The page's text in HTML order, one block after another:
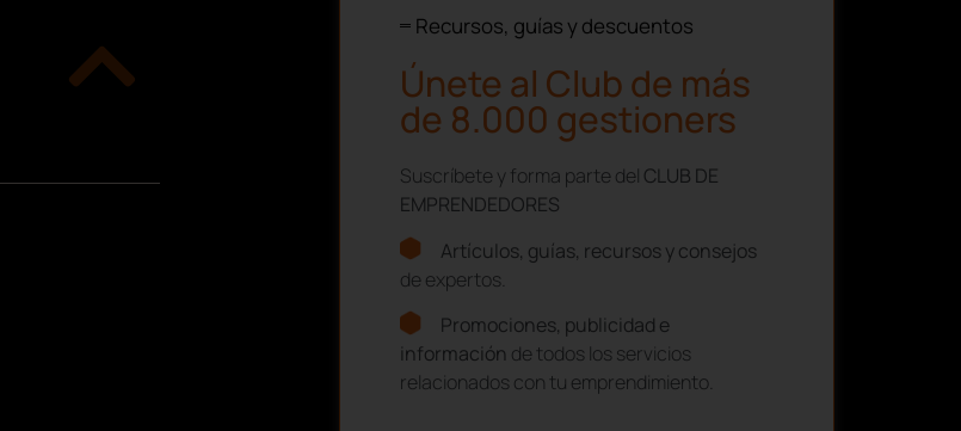
Recursos, guías y descuentos
Únete al Club de más
de 8.000 gestioners
Suscríbete y forma parte del CLUB DE
EMPRENDEDORES
Artículos, guías, recursos y consejos
de expertos.
Promociones, publicidad e
información de todos los servicios
relacionados con tu emprendimiento.